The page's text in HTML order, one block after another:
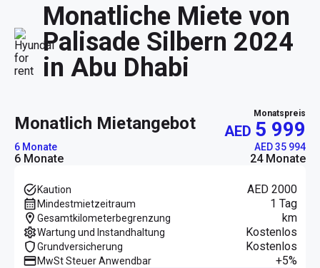
Monatliche Miete von
Palisade Silbern 2024
in Abu Dhabi
monatlich Mietangebot Monatspreis
AED 5 999
6 Monate AED 35 994
6 Monate 24 Monate
Kaution AED 2000
Mindestmietzeitraum 1 Tag
Gesamtkilometerbegrenzung km
Wartung und Instandhaltung Kostenlos
Grundversicherung Kostenlos
MwSt Steuer Anwendbar
+5%